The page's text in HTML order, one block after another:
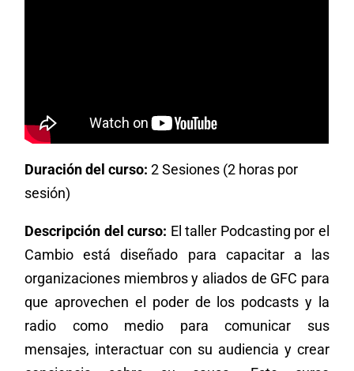
Duración del curso: 2 Sesiones (2 horas por
sesión)
Descripción del curso: El taller Podcasting por el
Cambio está diseñado para capacitar a las
organizaciones miembros y aliados de GFC para
que aprovechen el poder de los podcasts y la
radio como medio para comunicar sus
mensajes, interactuar con su audiencia y crear